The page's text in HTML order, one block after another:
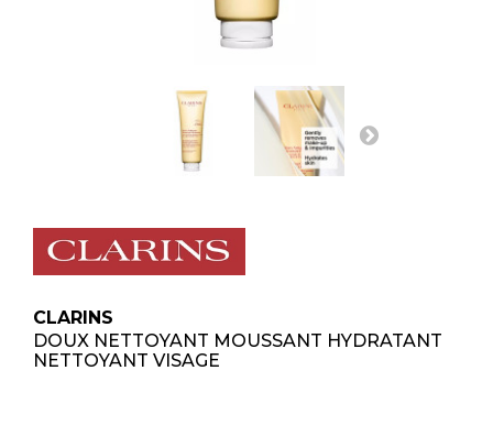
CLARINS
DOUX NETTOYANT MOUSSANT HYDRATANT
NETTOYANT VISAGE